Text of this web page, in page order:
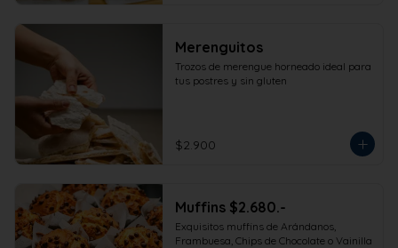
Merenguitos
Trozos de merengue horneado ideal para
tus postres y sin gluten
$2.900
Muffins $2.680.-
Exquisitos muffins de Arándanos,
Frambuesa, Chips de Chocolate o Vainilla